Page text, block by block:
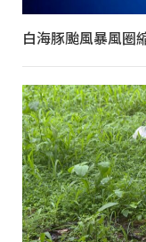
白海豚颱風暴風圈